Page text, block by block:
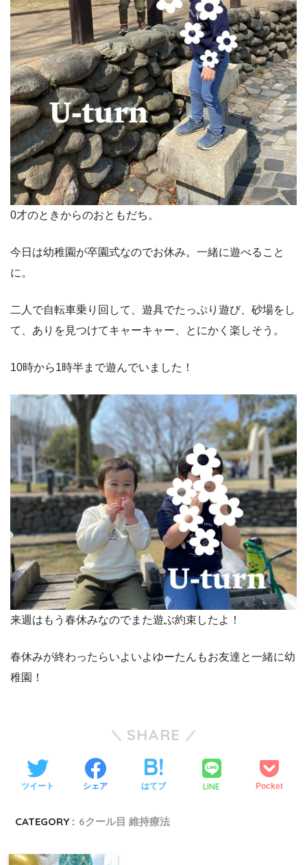
0才のときからのおともだち。
今日は幼稚園が卒園式なのでお休み。一緒に遊べること
に。
二人で自転車乗り回して、遊具でたっぷり遊び、砂場をし
て、ありを見つけてキャーキャー、とにかく楽しそう。
10時から1時半まで遊んでいました！
来週はもう春休みなのでまた遊ぶ約束したよ！
春休みが終わったらいよいよゆーたんもお友達と一緒に幼
稚園！
SHARE
ツイート シェア はてブ LINE Pocket
CATEGORY : 6クール目 維持療法